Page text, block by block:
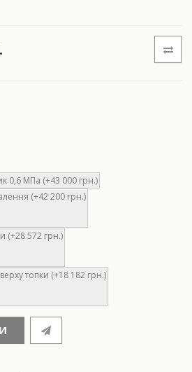
0,6 МПа (+43 000 грн.)
(+42 200 грн.)
(+28 572 грн.)
топки (+18 182 грн.)